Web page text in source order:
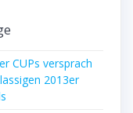
CUPs ver­sprach
2013er